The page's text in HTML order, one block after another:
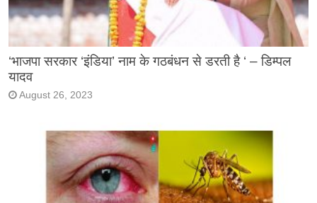
‘भाजपा सरकार ‘इंडिया’ नाम के गठबंधन से डरती है ‘ – डिम्पल
यादव
August 26, 2023